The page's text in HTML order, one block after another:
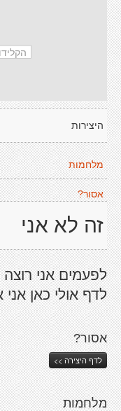
היצירות
מלחמות
אסור?
זה לא אני
לפעמים אני
לדף אולי כאן
אסור?
לדף היצירה >>
מלחמות